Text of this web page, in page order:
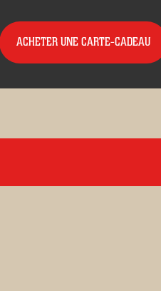
ACHETER UNE CARTE-CADEAU